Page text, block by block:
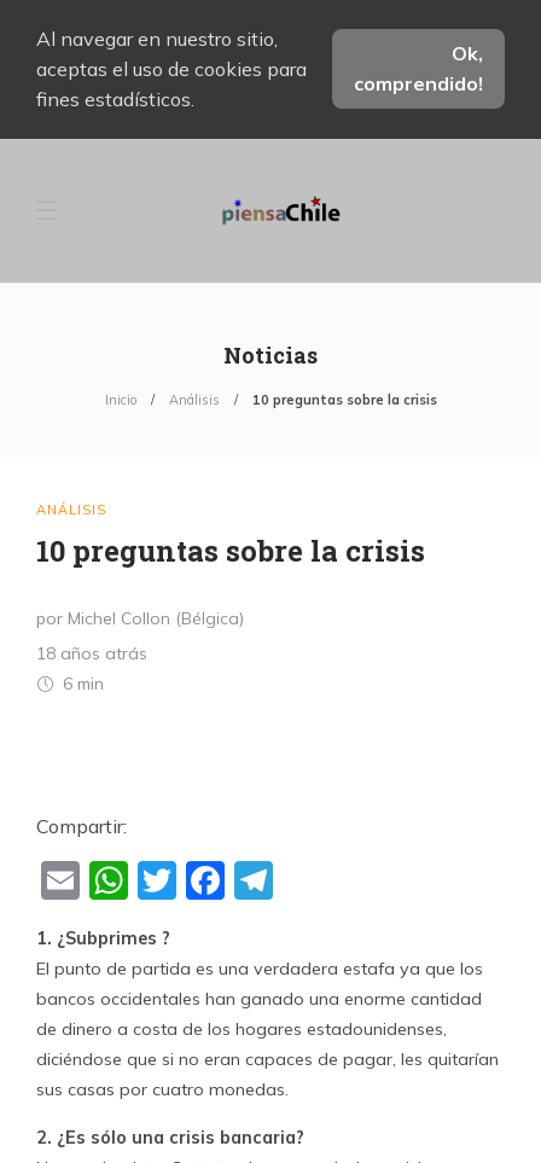
Al navegar en nuestro sitio,
aceptas el uso de cookies para
fines estadísticos.
Ok,
comprendido!
Noticias
Inicio Análisis 10 preguntas sobre la crisis
ANÁLISIS
10 preguntas sobre la crisis
por Michel Collon (Bélgica)
18 años atrás
6 min
Compartir:
EmailWhatsApp
TwitterFacebook
1. ¿Subprimes ?
El punto de partida es una verdadera estafa ya que los
bancos occidentales han ganado una enorme cantidad
de dinero a costa de los hogares estadounidenses,
diciéndose que si no eran capaces de pagar, les quitarían
sus casas por cuatro monedas.
2. ¿Es sólo una crisis bancaria?